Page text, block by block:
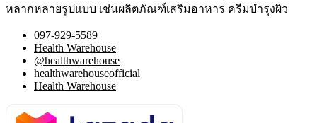
หลากหลายรูปแบบ เช่นผลิตภัณฑ์เสริมอาหาร ครีมบำรุงผิว
097-929-5589
Health Warehouse
@healthwarehouse
healthwarehouseofficial
Health Warehouse